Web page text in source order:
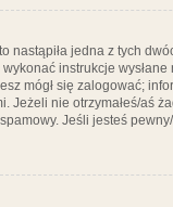
jedna z tych
instrukcje
mógł się zalogować;
Jeżeli nie otrzymałeś/aś
Jeśli jesteś